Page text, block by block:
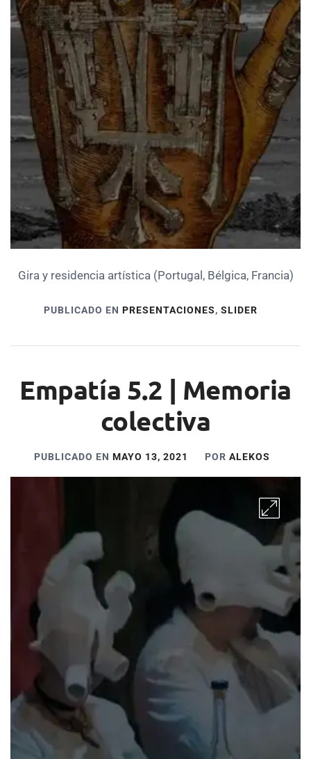
Gira y residencia artística (Portugal, Bélgica, Francia)
PUBLICADO EN PRESENTACIONES, SLIDER
Empatía 5.2 | Memoria
colectiva
PUBLICADO EN MAYO 13, 2021 POR ALEKOS